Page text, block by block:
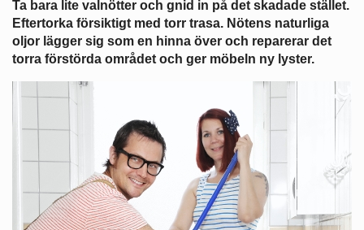
Ta bara lite valnötter och gnid in på det skadade stället.
Eftertorka försiktigt med torr trasa. Nötens naturliga
oljor lägger sig som en hinna över och reparerar det
torra förstörda området och ger möbeln ny lyster.